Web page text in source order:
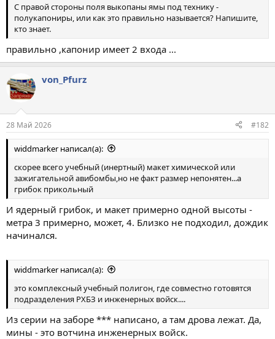
С правой стороны поля выкопаны ямы под технику -
полукапониры, или как это правильно называется? Напишите,
кто знает.
правильно ,капонир имеет 2 входа ...
von_Pfurz
28 Май 2026 #182
widdmarker написал(а):
скорее всего учебный (инертный) макет химической или
зажигательной авибомбы,но не факт размер непонятен...а
грибок прикольный
И ядерный грибок, и макет примерно одной высоты -
метра 3 примерно, может, 4. Близко не подходил, дождик
начинался.
widdmarker написал(а):
это комплексный учебный полигон, где совместно готовятся
подразделения РХБЗ и инженерных войск....
Из серии на заборе *** написано, а там дрова лежат. Да,
мины - это вотчина инженерных войск.